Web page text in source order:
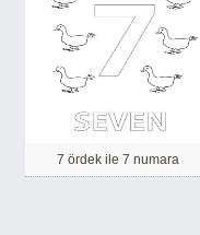
7 ördek ile 7 numara